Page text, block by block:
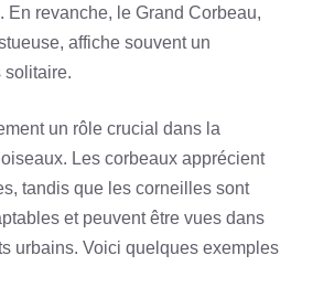
En revanche, le Grand Corbeau,
affiche souvent un
solitaire.
un rôle crucial dans la
Les corbeaux apprécient
tandis que les corneilles sont
et peuvent être vues dans
urbains. Voici quelques exemples